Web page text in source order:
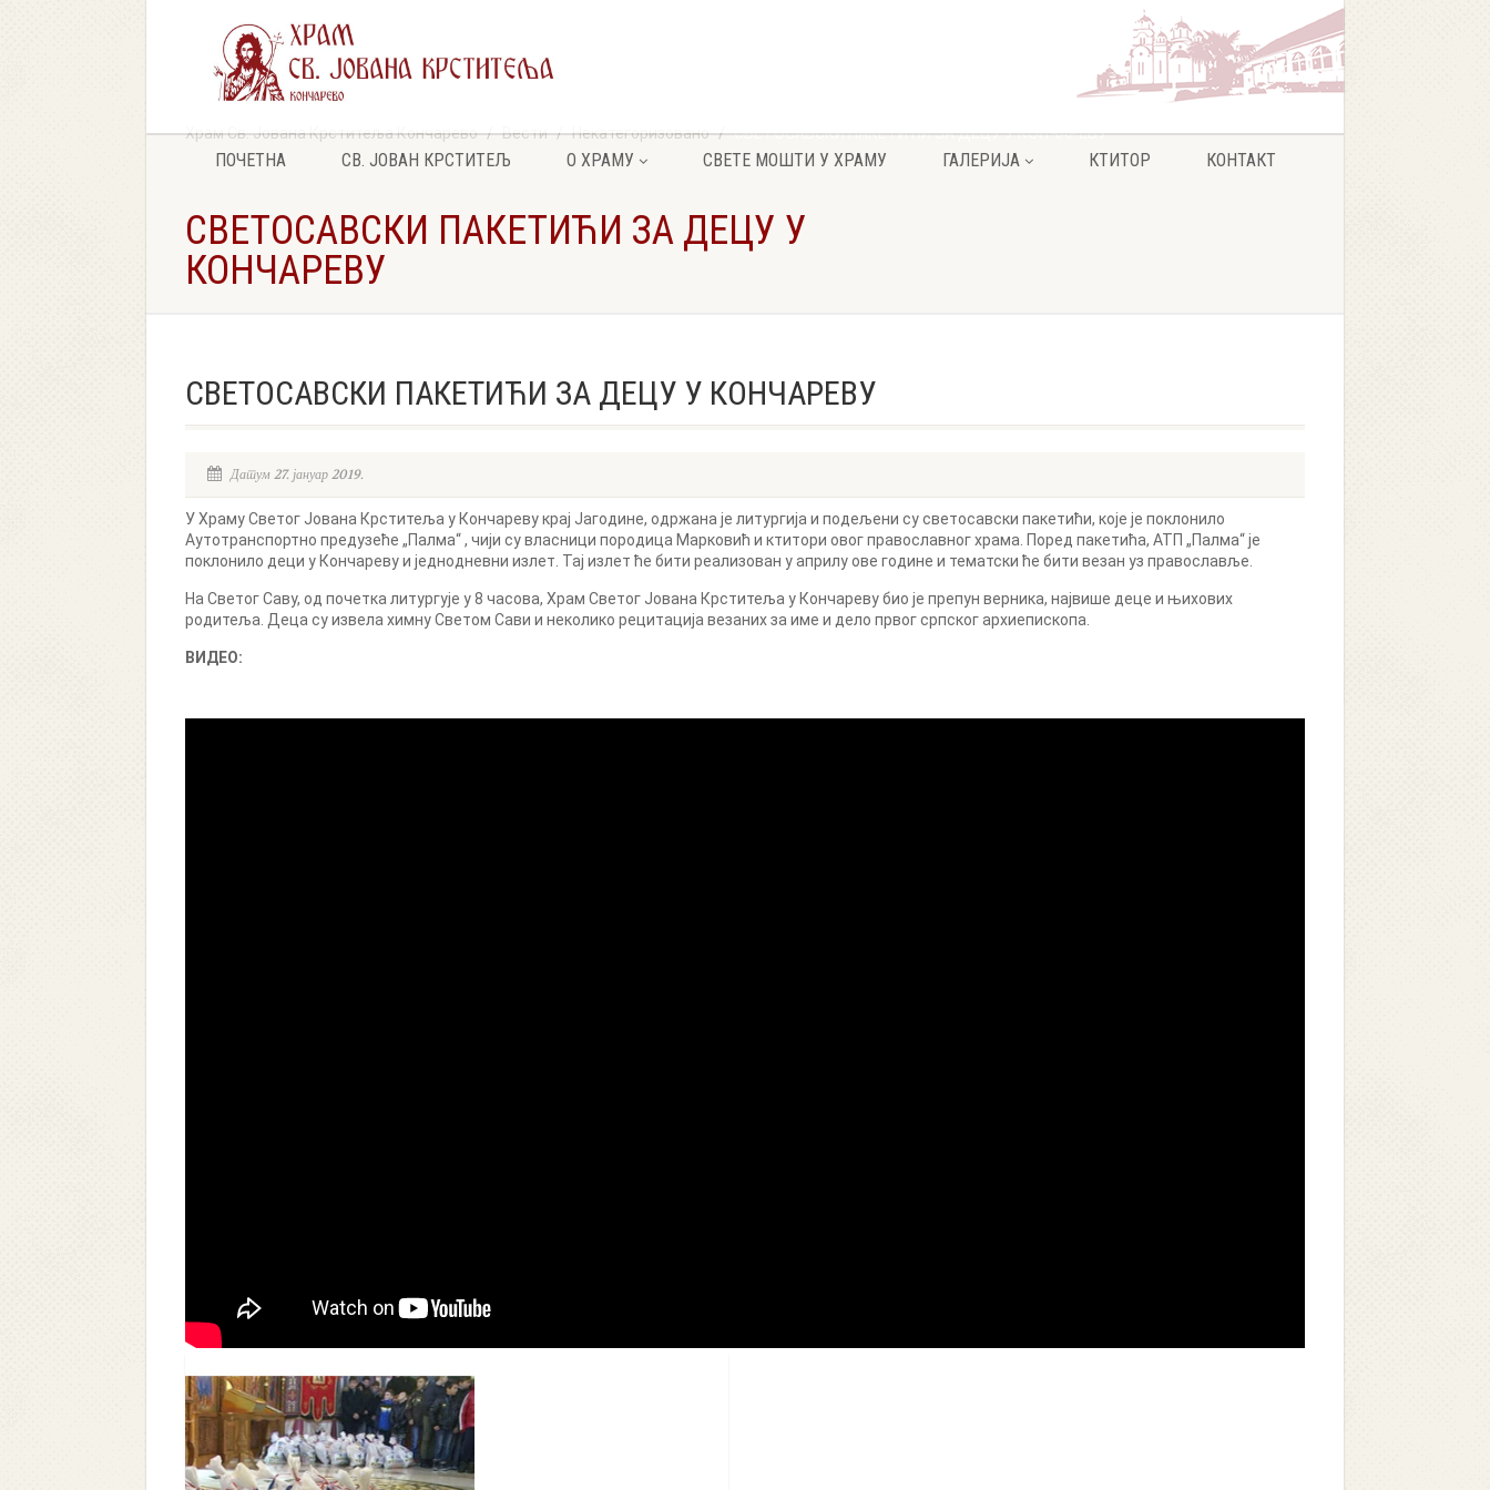
ПОЧЕТНА СВ. ЈОВАН КРСТИТЕЉ О ХРАМУ СВЕТЕ МОШТИ У ХРАМУ ГАЛЕРИЈА КТИТОР КОНТАКТ
Храм Св. Јована Крститеља Кончарево Вести Некатегоризовано СВЕТОСАВСКИ ПАКЕТИЋИ ЗА ДЕЦУ У КОНЧАРЕВУ
СВЕТОСАВСКИ ПАКЕТИЋИ ЗА ДЕЦУ У
КОНЧАРЕВУ
СВЕТОСАВСКИ ПАКЕТИЋИ ЗА ДЕЦУ У КОНЧАРЕВУ
Датум 27. јануар 2019.
У Храму Светог Јована Крститеља у Кончареву крај Јагодине, одржана је литургија и подељени су светосавски пакетићи, које је поклонило
Аутотранспортно предузеће „Палма“ , чији су власници породица Марковић и ктитори овог православног храма. Поред пакетића, АТП „Палма“ је
поклонило деци у Кончареву и једнодневни излет. Тај излет ће бити реализован у априлу ове године и тематски ће бити везан уз православље.
На Светог Саву, од почетка литургује у 8 часова, Храм Светог Јована Крститеља у Кончареву био је препун верника, највише деце и њихових
родитеља. Деца су извела химну Светом Сави и неколико рецитација везаних за име и дело првог српског архиепископа.
ВИДЕО: